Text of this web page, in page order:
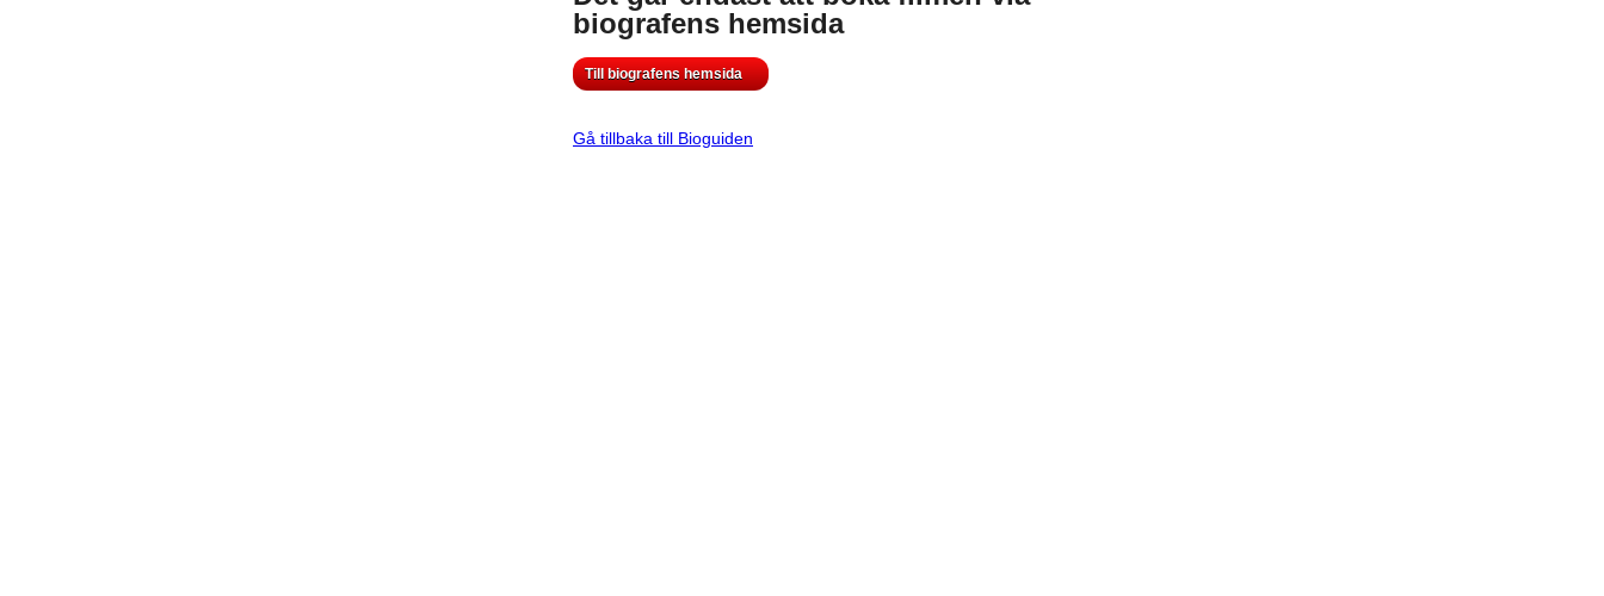
biografens hemsida
Till biografens hemsida
Gå tillbaka till Bioguiden